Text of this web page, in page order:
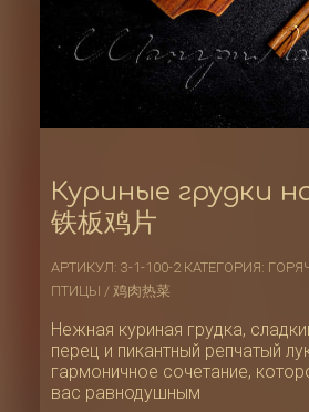
Куриные грудки
铁板鸡片
АРТИКУЛ: 3-1-100-2 КАТЕГОРИЯ:
ПТИЦЫ / 鸡肉热菜
Нежная куриная грудка,
перец и пикантный репчатый
гармоничное сочетание,
вас равнодушным